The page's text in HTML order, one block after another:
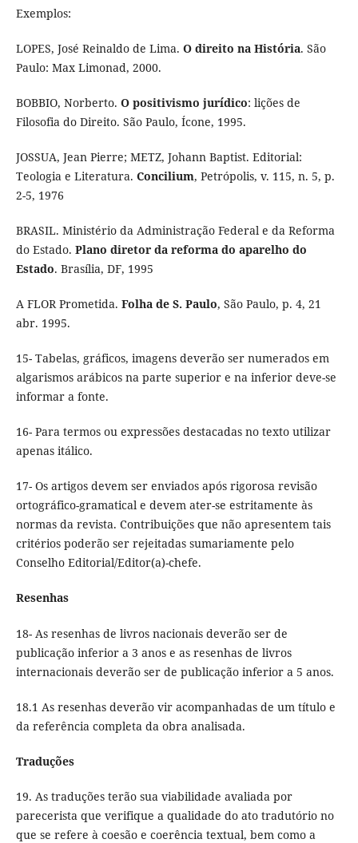
Exemplos:
LOPES, José Reinaldo de Lima. O direito na História. São
Paulo: Max Limonad, 2000.
BOBBIO, Norberto. O positivismo jurídico: lições de
Filosofia do Direito. São Paulo, Ícone, 1995.
JOSSUA, Jean Pierre; METZ, Johann Baptist. Editorial:
Teologia e Literatura. Concilium, Petrópolis, v. 115, n. 5, p.
2-5, 1976
BRASIL. Ministério da Administração Federal e da Reforma
do Estado. Plano diretor da reforma do aparelho do
Estado. Brasília, DF, 1995
A FLOR Prometida. Folha de S. Paulo, São Paulo, p. 4, 21
abr. 1995.
15- Tabelas, gráficos, imagens deverão ser numerados em
algarismos arábicos na parte superior e na inferior deve-se
informar a fonte.
16- Para termos ou expressões destacadas no texto utilizar
apenas itálico.
17- Os artigos devem ser enviados após rigorosa revisão
ortográfico-gramatical e devem ater-se estritamente às
normas da revista. Contribuições que não apresentem tais
critérios poderão ser rejeitadas sumariamente pelo
Conselho Editorial/Editor(a)-chefe.
Resenhas
18- As resenhas de livros nacionais deverão ser de
publicação inferior a 3 anos e as resenhas de livros
internacionais deverão ser de publicação inferior a 5 anos.
18.1 As resenhas deverão vir acompanhadas de um título e
da referência completa da obra analisada.
Traduções
19. As traduções terão sua viabilidade avaliada por
parecerista que verifique a qualidade do ato tradutório no
que se refere à coesão e coerência textual, bem como a